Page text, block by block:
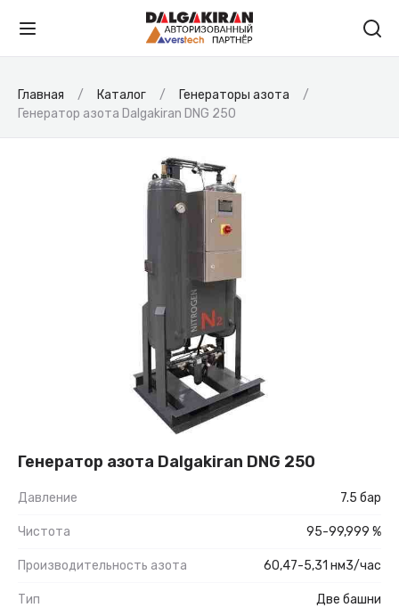
Главная Каталог
Генераторы азота
Генератор азота Dalgakiran DNG 250
Генератор азота Dalgakiran DNG 250
Давление 7.5 бар
Чистота 95-99,999 %
Производительность азота 60,47-5,31 нм3/час
Тип Две башни